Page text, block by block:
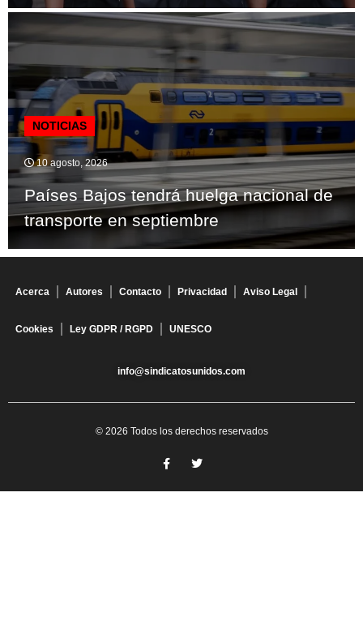
NOTICIAS
10 agosto, 2026
Países Bajos tendrá huelga nacional de
transporte en septiembre
Acerca Autores Contacto Privacidad Aviso Legal
Cookies Ley GDPR / RGPD UNESCO
info@sindicatosunidos.com
© 2026 Todos los derechos reservados